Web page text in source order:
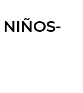
NIÑOS-